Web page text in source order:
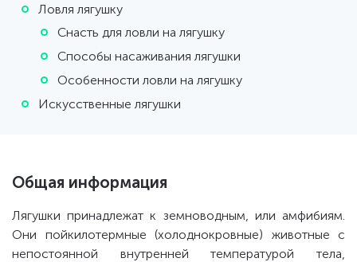
Ловля лягушку
Снасть для ловли на лягушку
Способы насаживания лягушки
Особенности ловли на лягушку
Искусственные лягушки
Общая информация
Лягушки принадлежат к земноводным, или амфибиям.
Они пойкилотермные (холоднокровные) животные с
непостоянной внутренней температурой тела,